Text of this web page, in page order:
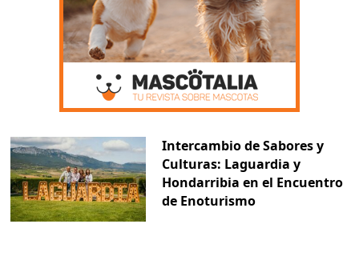
Intercambio de Sabores y
Culturas: Laguardia y
Hondarribia en el Encuentro
de Enoturismo